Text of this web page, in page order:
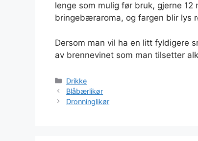
lenge som mulig før bruk, gjerne
bringebæraroma, og fargen blir lys
Dersom man vil ha en litt fyldigere
av brennevinet som man tilsetter
Kategorier
Drikke
Blåbærlikør
Dronninglikør